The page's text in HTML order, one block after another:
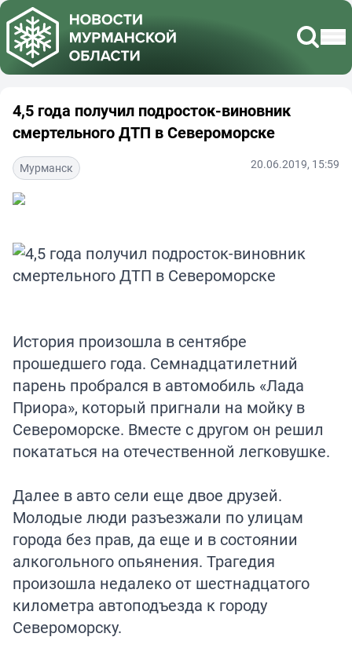
4,5 года получил подросток-виновник
смертельного ДТП в Североморске
Мурманск 20.06.2019, 15:59
История произошла в сентябре
прошедшего года. Семнадцатилетний
парень пробрался в автомобиль «Лада
Приора», который пригнали на мойку в
Североморске. Вместе с другом он решил
покататься на отечественной легковушке.
Далее в авто сели еще двое друзей.
Молодые люди разъезжали по улицам
города без прав, да еще и в состоянии
алкогольного опьянения. Трагедия
произошла недалеко от шестнадцатого
километра автоподъезда к городу
Североморску.